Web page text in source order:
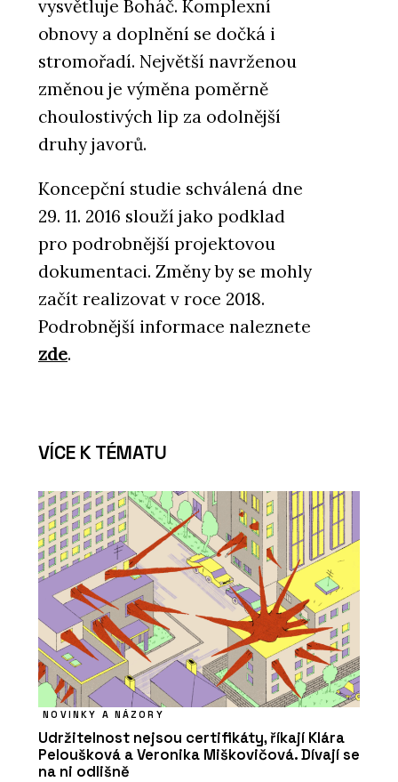
vysvětluje Boháč. Komplexní
obnovy a doplnění se dočká i
stromořadí. Největší navrženou
změnou je výměna poměrně
choulostivých lip za odolnější
druhy javorů.
Koncepční studie schválená dne
29. 11. 2016 slouží jako podklad
pro podrobnější projektovou
dokumentaci. Změny by se mohly
začít realizovat v roce 2018.
Podrobnější informace naleznete
zde.
VÍCE K TÉMATU
NOVINKY A NÁZORY
Udržitelnost nejsou certifikáty, říkají Klára
Peloušková a Veronika Miškovičová. Dívají se
na ni odlišně